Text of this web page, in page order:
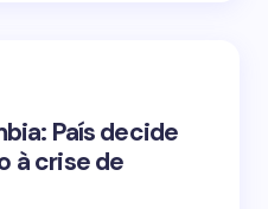
País decide
à crise de